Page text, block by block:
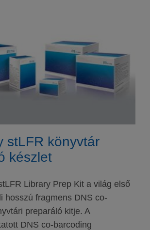
stLFR könyvtár
készlet
Library Prep Kit a világ első
hosszú fragmens DNS co-
preparáló kitje. A
DNS co-barcoding